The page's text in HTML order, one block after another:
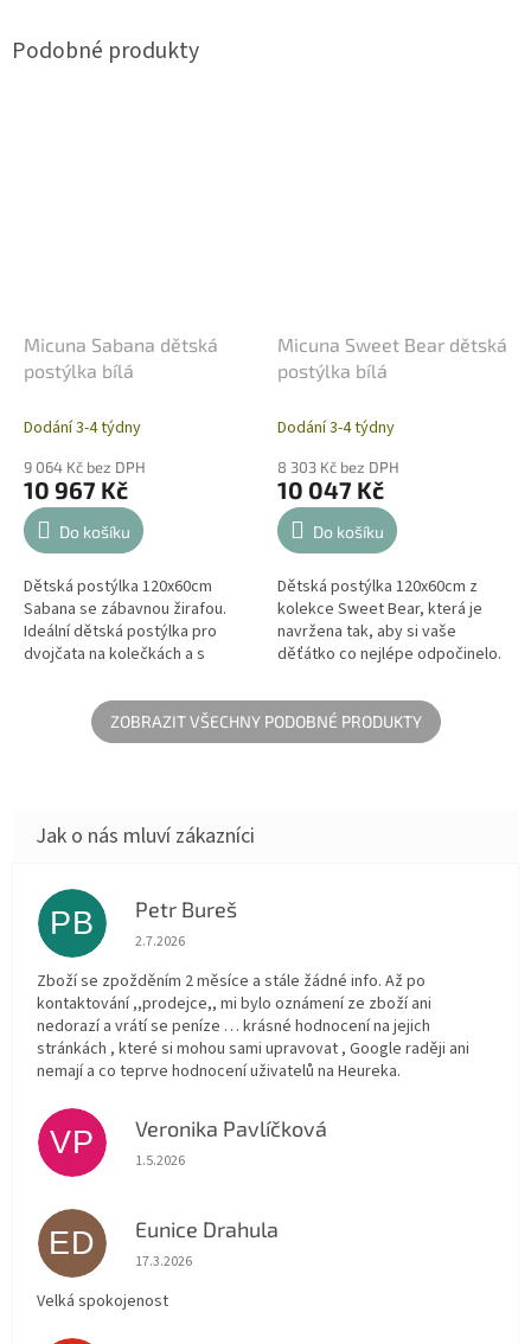
Micuna Sabana dětská
postýlka bílá
Dodání 3-4 týdny
9 064 Kč bez DPH
10 967 Kč
Do košíku
Dětská postýlka 120x60cm
Sabana se zábavnou žirafou.
Ideální dětská postýlka pro
dvojčata na kolečkách a s
Micuna Sweet Bear dětská
postýlka bílá
Dodání 3-4 týdny
8 303 Kč bez DPH
10 047 Kč
Do košíku
Dětská postýlka 120x60cm z
kolekce Sweet Bear, která je
navržena tak, aby si vaše
děťátko co nejlépe odpočinelo.
sladkým designem medvídka,
která se...
ZOBRAZIT VŠECHNY PODOBNÉ PRODUKTY
PB Petr Bureš
Hodnocení obchodu je 1 z 5 hvězdiček.
2.7.2026
Zboží se zpožděním 2 měsíce a stále žádné info. Až po
kontaktování ,,prodejce,, mi bylo oznámení ze zboží ani
nedorazí a vrátí se peníze … krásné hodnocení na jejich
stránkách , které si mohou sami upravovat , Google raději ani
nemají a co teprve hodnocení uživatelů na Heureka.
VP Veronika Pavlíčková
Hodnocení obchodu je 5 z 5 hvězdiček.
1.5.2026
ED Eunice Drahula
Hodnocení obchodu je 5 z 5 hvězdiček.
17.3.2026
Velká spokojenost